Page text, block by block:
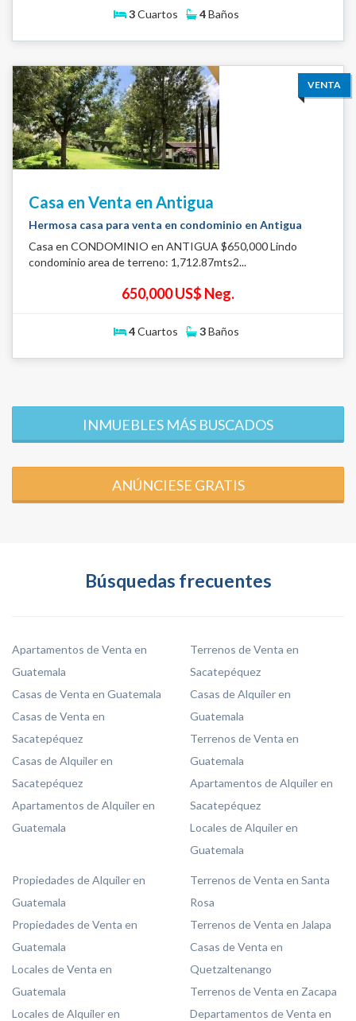
3Cuartos 4Baños
VENTA
Casa en Venta en Antigua
Hermosa casa para venta en condominio en Antigua
Casa en CONDOMINIO en ANTIGUA $650,000 Lindo
condominio area de terreno: 1,712.87mts2...
650,000 US$ Neg.
4Cuartos 3Baños
INMUEBLES MÁS BUSCADOS
ANÚNCIESE GRATIS
Búsquedas frecuentes
Apartamentos de Venta en
Guatemala
Casas de Venta en Guatemala
Casas de Venta en
Sacatepéquez
Casas de Alquiler en
Sacatepéquez
Apartamentos de Alquiler en
Guatemala
Terrenos de Venta en
Sacatepéquez
Casas de Alquiler en
Guatemala
Terrenos de Venta en
Guatemala
Apartamentos de Alquiler en
Sacatepéquez
Locales de Alquiler en
Guatemala
Propiedades de Alquiler en
Guatemala
Propiedades de Venta en
Guatemala
Locales de Venta en
Guatemala
Locales de Alquiler en
Terrenos de Venta en Santa
Rosa
Terrenos de Venta en Jalapa
Casas de Venta en
Quetzaltenango
Terrenos de Venta en Zacapa
Departamentos de Venta en